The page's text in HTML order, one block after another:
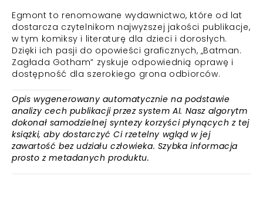
Egmont to renomowane wydawnictwo, które od lat
dostarcza czytelnikom najwyższej jakości publikacje,
w tym komiksy i literaturę dla dzieci i dorosłych.
Dzięki ich pasji do opowieści graficznych, „Batman.
Zagłada Gotham” zyskuje odpowiednią oprawę i
dostępność dla szerokiego grona odbiorców.
Opis wygenerowany automatycznie na podstawie
analizy cech publikacji przez system AI. Nasz algorytm
dokonał samodzielnej syntezy korzyści płynących z tej
książki, aby dostarczyć Ci rzetelny wgląd w jej
zawartość bez udziału człowieka. Szybka informacja
prosto z metadanych produktu.